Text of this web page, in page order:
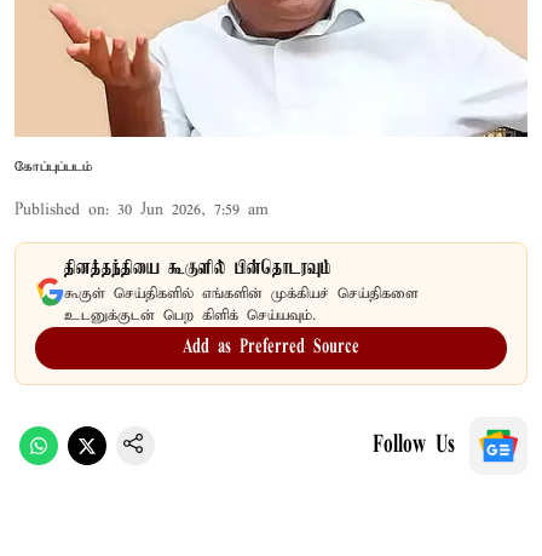
கோப்புப்படம்
Published on: 30 Jun 2026, 7:59 am
தினத்தந்தியை கூகுளில் பின்தொடரவும்
கூகுள் செய்திகளில் எங்களின் முக்கியச் செய்திகளை
உடனுக்குடன் பெற கிளிக் செய்யவும்.
Add as Preferred Source
Follow Us